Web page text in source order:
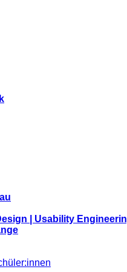
| Usability